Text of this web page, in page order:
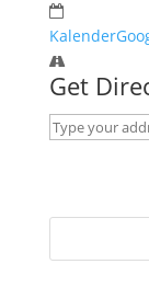
Kalender
Get